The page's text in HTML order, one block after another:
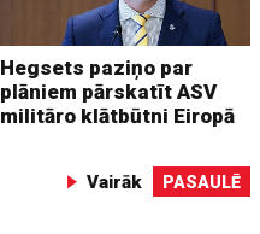
Hegsets paziņo par
plāniem pārskatīt ASV
militāro klātbūtni Eiropā
Vairāk PASAULĒ